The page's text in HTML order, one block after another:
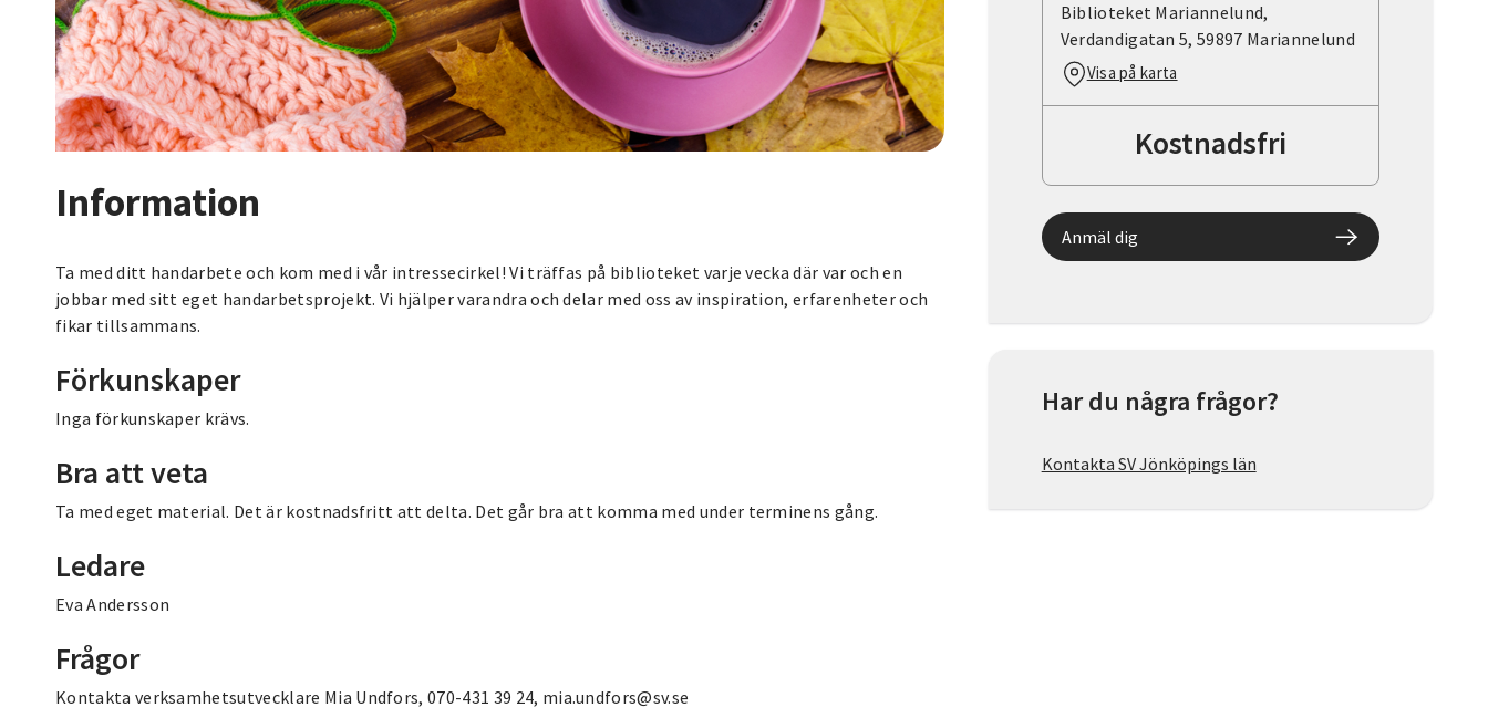
Information
Ta med ditt handarbete och kom med i vår intressecirkel! Vi träffas på biblioteket varje vecka där var och en
jobbar med sitt eget handarbetsprojekt. Vi hjälper varandra och delar med oss av inspiration, erfarenheter och
fikar tillsammans.
Förkunskaper
Inga förkunskaper krävs.
Bra att veta
Ta med eget material. Det är kostnadsfritt att delta. Det går bra att komma med under terminens gång.
Ledare
Eva Andersson
Frågor
Kontakta verksamhetsutvecklare Mia Undfors, 070-431 39 24, mia.undfors@sv.se
Biblioteket Mariannelund,
Verdandigatan 5, 59897 Mariannelund
Visa på karta
Kostnadsfri
Anmäl dig
Har du några frågor?
Kontakta SV Jönköpings län